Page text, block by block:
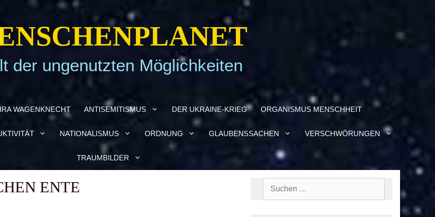
der ungenutzten Möglichkeiten
WAGEN­KNECHT ANTI­SE­MI­TIS­MUS DER UKRAI­­NE-KRIEG ORGA­NIS­MUS MENSCH­HEIT
NATIO­NA­LIS­MUS ORD­NUNG GLAU­BENS­SA­CHEN VER­SCHWÖ­RUN­GEN
TRAUM­BIL­DER
ENTE